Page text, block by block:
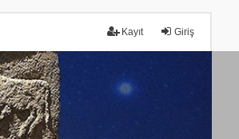
Giriş
Kayıt